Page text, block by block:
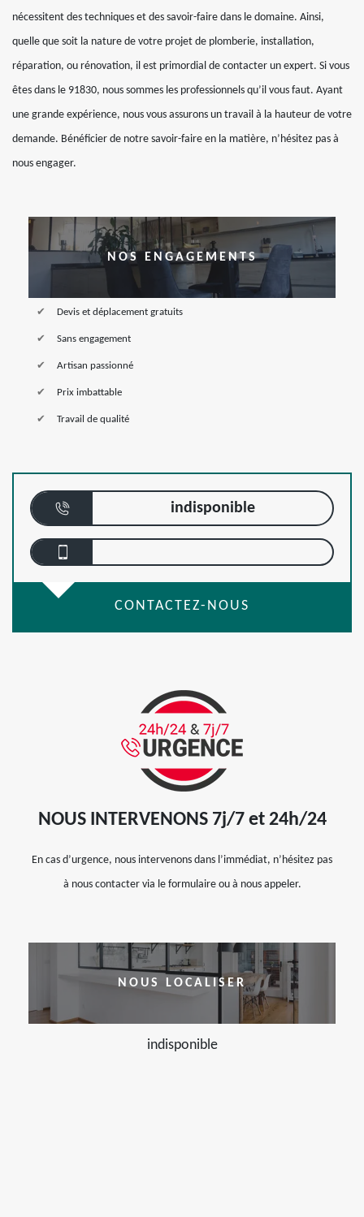
nécessitent des techniques et des savoir-faire dans le domaine. Ainsi,
quelle que soit la nature de votre projet de plomberie, installation,
réparation, ou rénovation, il est primordial de contacter un expert. Si vous
êtes dans le 91830, nous sommes les professionnels qu’il vous faut. Ayant
une grande expérience, nous vous assurons un travail à la hauteur de votre
demande. Bénéficier de notre savoir-faire en la matière, n’hésitez pas à
nous engager.
NOS ENGAGEMENTS
Devis et déplacement gratuits
Sans engagement
Artisan passionné
Prix imbattable
Travail de qualité
indisponible
CONTACTEZ-NOUS
NOUS INTERVENONS 7j/7 et 24h/24
En cas d’urgence, nous intervenons dans l’immédiat, n’hésitez pas
à nous contacter via le formulaire ou à nous appeler.
NOUS LOCALISER
indisponible